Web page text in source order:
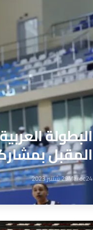
المقبل
Maroc2429 شتنبر 2023